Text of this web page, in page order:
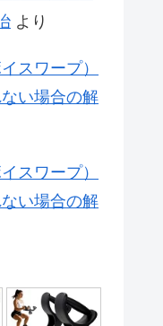
より
スワープ）
い場合の解
スワープ）
い場合の解